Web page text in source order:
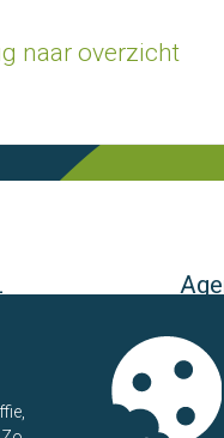
naar overzicht